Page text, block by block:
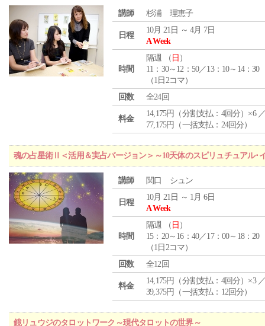
講師 杉浦 理恵子
日程
10月 21日 ～ 4月 7日
A Week
時間
隔週 （ 日 ）
11：30～12：50／13：10～14：30
（1日2コマ）
回数
全24回
料金
14,175円（分割支払：4回分）×6
77,175円（一括支払：24回分）
魂の占星術Ⅱ＜活用＆実占バージョン＞～10天体のスピリュチュアル･
講師 関口 シュン
日程
10月 21日 ～ 1月 6日
A Week
時間
隔週 （ 日 ）
15：20～16：40／17：00～18：20
（1日2コマ）
回数
全12回
料金
14,175円（分割支払：4回分）×3
39,375円（一括支払：12回分）
鏡リュウジのタロットワーク～現代タロットの世界～